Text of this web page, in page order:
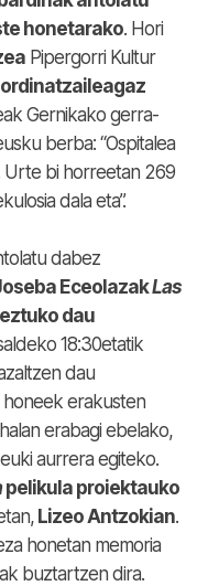
honetarako. Hori
Pipergorri Kultur
Gernikako gerra-
berba: “Ospitalea
Urte bi horreetan 269
dala eta”.
dabez
EceolazakLas
dau
18:30etatik
dau
erakusten
erabagi ebelako,
aurrera egiteko.
pelikula proiektauko
Lizeo Antzokian.
honetan memoria
buztartzen dira.